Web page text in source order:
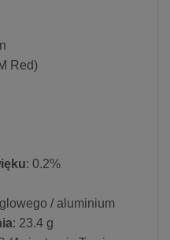
Red)
: 0.2%
/ aluminium
: 23.4 g